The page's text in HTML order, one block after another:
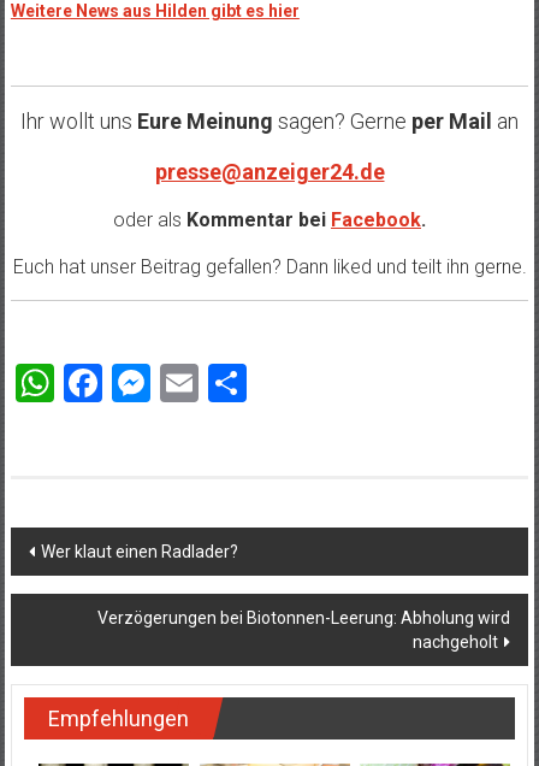
Weitere News aus Hilden gibt es hier
Ihr wollt uns Eure Meinung sagen? Gerne per Mail an
presse@anzeiger24.de
oder als Kommentar bei Facebook.
Euch hat unser Beitrag gefallen? Dann liked und teilt ihn gerne.
WhatsApp
Facebook
Messenger
EmailTeilen
Beitragsnavigation
Wer klaut einen Radlader?
Verzögerungen bei Biotonnen-Leerung: Abholung wird
nachgeholt
Empfehlungen